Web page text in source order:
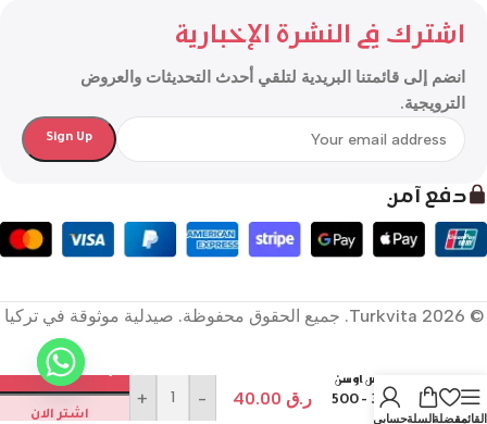
اشترك في النشرة الإخبارية
انضم إلى قائمتنا البريدية لتلقي أحدث التحديثات والعروض
الترويجية.
دفع آمن
© 2026 Turkvita. جميع الحقوق محفوظة. صيدلية موثوقة في تركيا
القائمةمفضلةالسلةحسابي
أورزاكس أوشن
أوميغا 3 – 500
ملغ
ر.ق -
+
إضافة إلى السلة
اشتر الان